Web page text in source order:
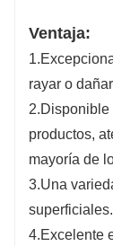
Ventaja:
rayar o
productos,
mayoría de
3.Una
superficiales.
4.Excelente